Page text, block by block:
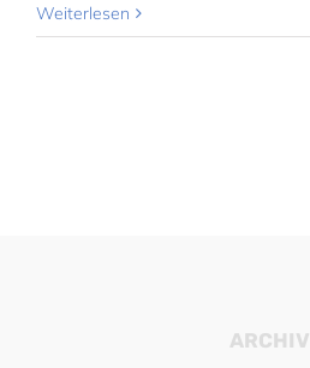
Weiterlesen
ARCHIV